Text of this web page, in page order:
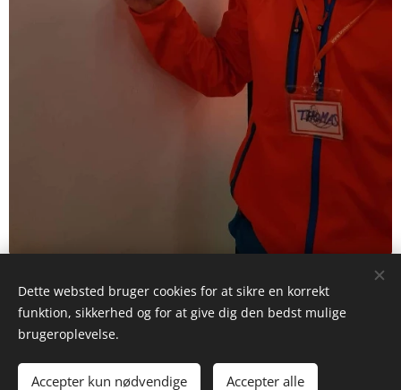
Hjemme igen i Holstebro, hvor Busters formand
Thomas Arre hænger diplomet på væggen i Scala
Dette websted bruger cookies for at sikre en korrekt
funktion, sikkerhed og for at give dig den bedst mulige
brugeroplevelse.
Accepter kun nødvendige Accepter alle